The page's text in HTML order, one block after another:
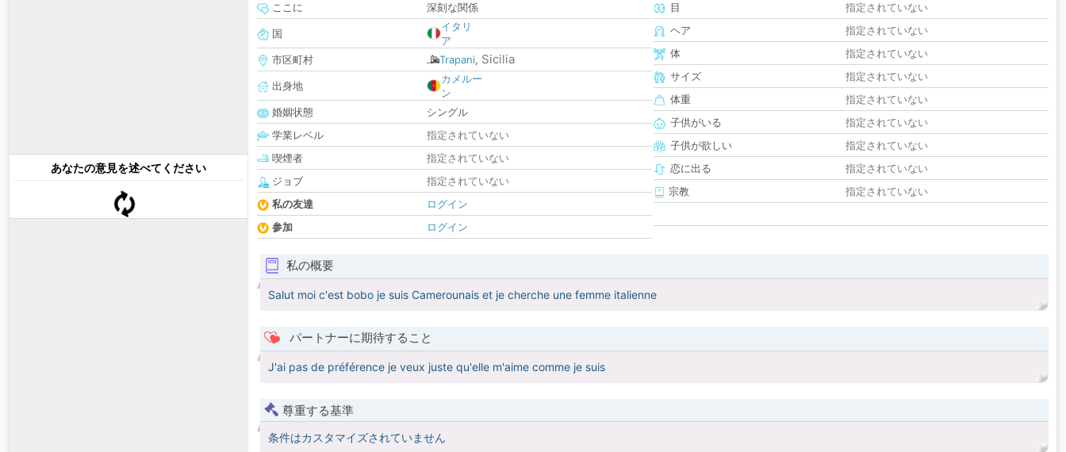
あなたの意見を述べてください
ここに
深刻な関係
国
イタリ
ア
市区町村
Trapani, Sicilia
出身地
カメルー
ン
婚姻状態
シングル
学業レベル
指定されていない
喫煙者
指定されていない
ジョブ
指定されていない
私の友達
ログイン
参加
ログイン
目
指定されていない
ヘア
指定されていない
体
指定されていない
サイズ
指定されていない
体重
指定されていない
子供がいる
指定されていない
子供が欲しい
指定されていない
恋に出る
指定されていない
宗教
指定されていない
私の概要
Salut moi c'est bobo je suis Camerounais et je cherche une femme italienne
パートナーに期待すること
J'ai pas de préférence je veux juste qu'elle m'aime comme je suis
尊重する基準
条件はカスタマイズされていません